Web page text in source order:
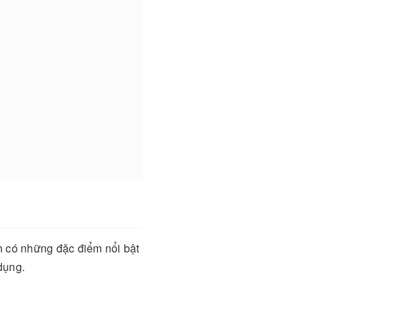
có những đặc điểm nổi bật